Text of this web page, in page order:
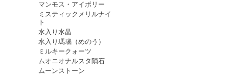
マンモス・アイボリー
ミスティックメリルナイ
ト
水入り水晶
水入り瑪瑙（めのう）
ミルキークォーツ
ムオニオナルスタ隕石
ムーンストーン